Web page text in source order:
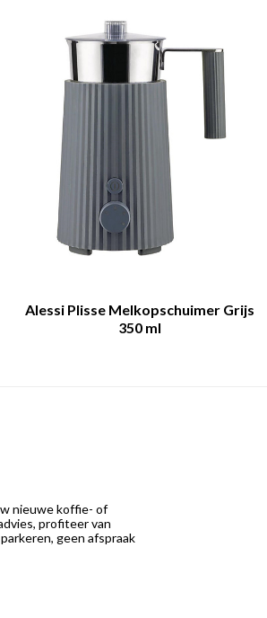
Alessi Plisse Melkopschuimer Grijs
350 ml
nieuwe koffie- of
profiteer van
geen afspraak